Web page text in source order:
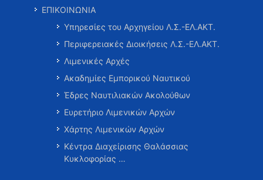
ΕΠΙΚΟΙΝΩΝΙΑ
Υπηρεσίες του Αρχηγείου Λ.Σ.-ΕΛ.ΑΚΤ.
Περιφερειακές Διοικήσεις Λ.Σ.-ΕΛ.ΑΚΤ.
Λιμενικές Αρχές
Ακαδημίες Εμπορικού Ναυτικού
Έδρες Ναυτιλιακών Ακολούθων
Ευρετήριο Λιμενικών Αρχών
Χάρτης Λιμενικών Αρχών
Κέντρα Διαχείρισης Θαλάσσιας
Κυκλοφορίας …